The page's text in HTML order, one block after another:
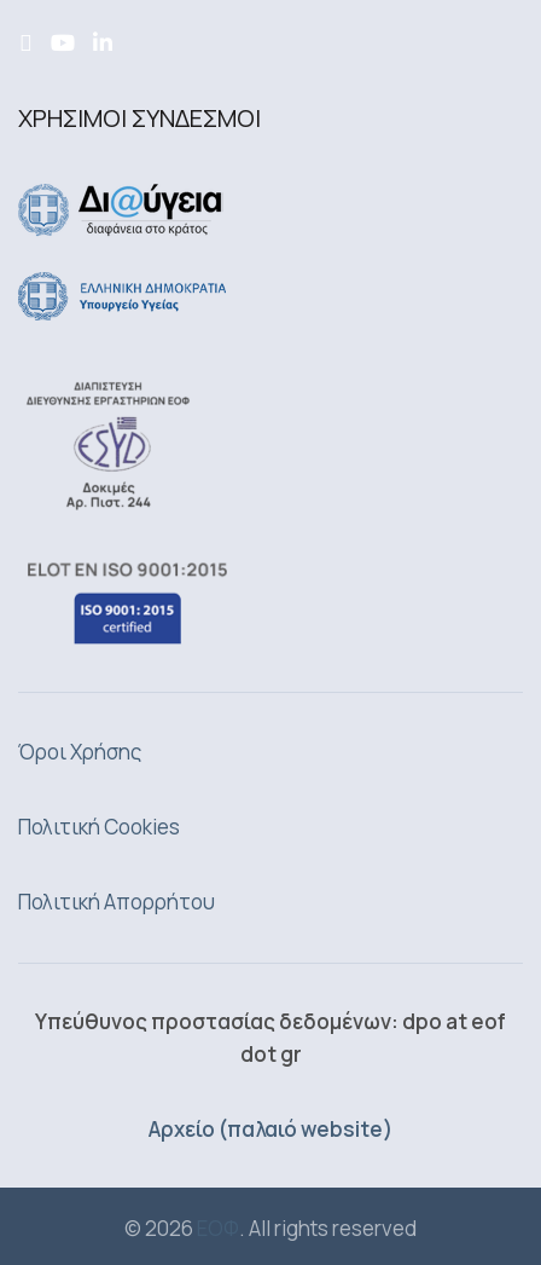
ΧΡΗΣΙΜΟΙ ΣΥΝΔΕΣΜΟΙ
Όροι Χρήσης
Πολιτική Cookies
Πολιτική Απορρήτου
Υπεύθυνος προστασίας δεδομένων: dpo at eof
dot gr
Αρχείο (παλαιό website)
© 2026 . All rights reserved